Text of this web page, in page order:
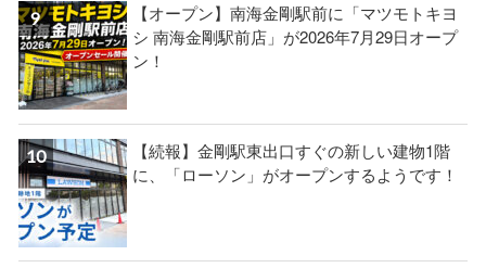
【オープン】南海金剛駅前に「マツモトキヨ
シ 南海金剛駅前店」が2026年7月29日オープ
ン！
【続報】金剛駅東出口すぐの新しい建物1階
に、「ローソン」がオープンするようです！